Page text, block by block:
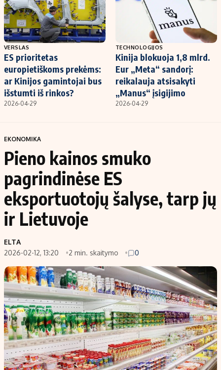
VERSLAS
ES prioritetas
europietiškoms prekėms:
ar Kinijos gamintojai bus
išstumti iš rinkos?
2026-04-29
TECHNOLOGIJOS
Kinija blokuoja 1,8 mlrd.
Eur „Meta“ sandorį:
reikalauja atsisakyti
„Manus“ įsigijimo
2026-04-29
EKONOMIKA
Pieno kainos smuko
pagrindinėse ES
eksportuotojų šalyse, tarp jų
ir Lietuvoje
ELTA
2026-02-12, 13:20
2 min. skaitymo 0